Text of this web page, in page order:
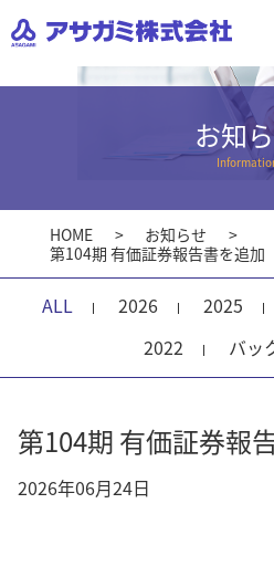
お知
HOME
お知らせ
第104期 有価証券報告書を追加
ALL 2026 2025
2022
バッ
第104期 有価証券報
2026年06月24日